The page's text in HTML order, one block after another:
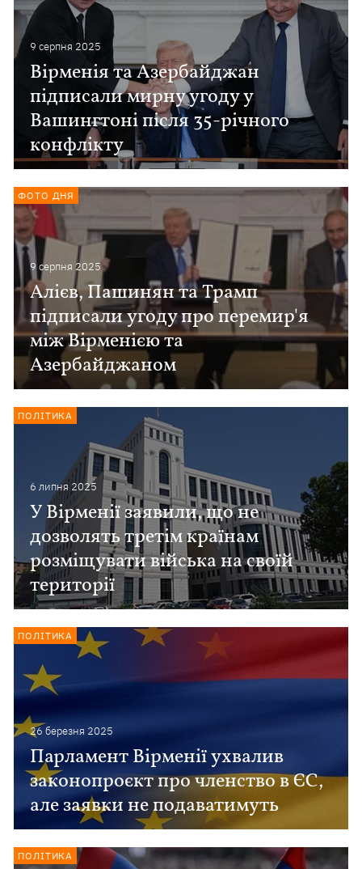
9 серпня 2025
Вірменія та Азербайджан
підписали мирну угоду у
Вашингтоні після 35-річного
конфлікту
9 серпня 2025
Алієв, Пашинян та Трамп
підписали угоду про перемир'я
між Вірменією та
Азербайджаном
ФОТО ДНЯ
6 липня 2025
У Вірменії заявили, що не
дозволять третім країнам
розміщувати війська на своїй
території
ПОЛІТИКА
26 березня 2025
Парламент Вірменії ухвалив
законопроєкт про членство в ЄС,
але заявки не подаватимуть
ПОЛІТИКА
ПОЛІТИКА